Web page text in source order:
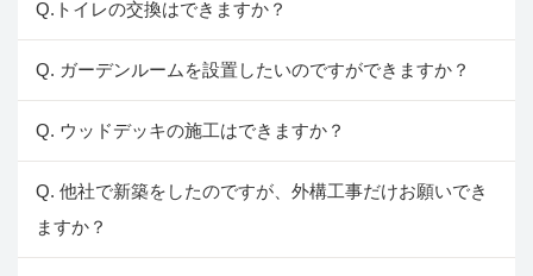
Q.トイレの交換はできますか？
Q. ガーデンルームを設置したいのですができますか？
Q. ウッドデッキの施工はできますか？
Q. 他社で新築をしたのですが、外構工事だけお願いでき
ますか？